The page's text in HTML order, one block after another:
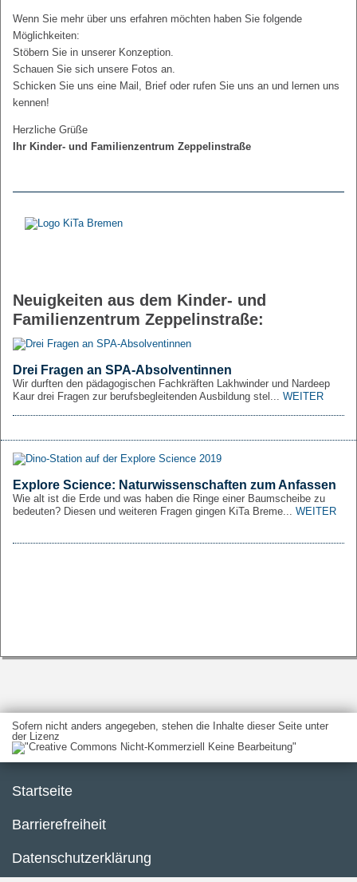
Wenn Sie mehr über uns erfahren möchten haben Sie folgende
Möglichkeiten:
Stöbern Sie in unserer Konzeption.
Schauen Sie sich unsere Fotos an.
Schicken Sie uns eine Mail, Brief oder rufen Sie uns an und lernen uns
kennen!
Herzliche Grüße
Ihr Kinder- und Familienzentrum Zeppelinstraße
Neuigkeiten aus dem Kinder- und
Familienzentrum Zeppelinstraße:
Drei Fragen an SPA-Absolventinnen
Wir durften den pädagogischen Fachkräften Lakhwinder und Nardeep
Kaur drei Fragen zur berufsbegleitenden Ausbildung stel... WEITER
Explore Science: Naturwissenschaften zum Anfassen
Wie alt ist die Erde und was haben die Ringe einer Baumscheibe zu
bedeuten? Diesen und weiteren Fragen gingen KiTa Breme... WEITER
Sofern nicht anders angegeben, stehen die Inhalte dieser Seite unter
der Lizenz
Startseite
Barrierefreiheit
Datenschutzerklärung